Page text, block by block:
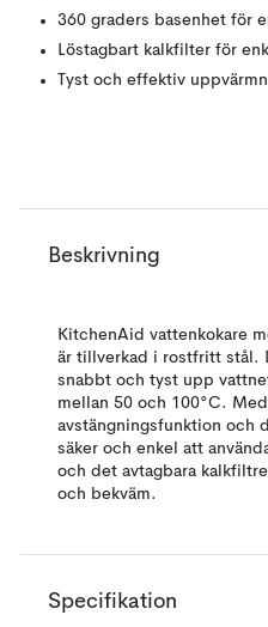
360 graders basenhet för
Löstagbart kalkfilter för
Tyst och effektiv
Beskrivning
KitchenAid vattenkokare
är tillverkad i rostfritt stål.
snabbt och tyst upp
mellan 50 och 100°C.
avstängningsfunktion och
säker och enkel att
och det avtagbara
och bekväm.
Specifikation